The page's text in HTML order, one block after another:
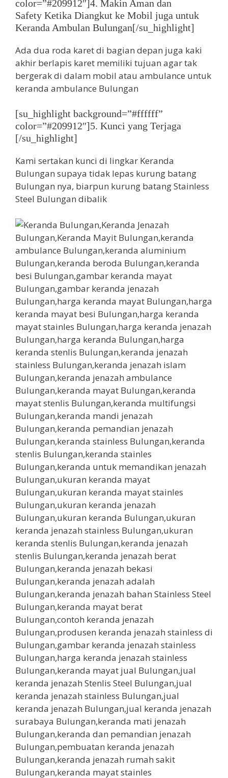
color=”#209912″]4. Makin Aman dan
Safety Ketika Diangkut ke Mobil juga untuk
Keranda Ambulan Bulungan[/su_highlight]
Ada dua roda karet di bagian depan juga kaki
akhir berlapis karet memiliki tujuan agar tak
bergerak di dalam mobil atau ambulance untuk
keranda ambulance Bulungan
[su_highlight background=”#ffffff”
color=”#209912″]5. Kunci yang Terjaga
[/su_highlight]
Kami sertakan kunci di lingkar Keranda
Bulungan supaya tidak lepas kurung batang
Bulungan nya, biarpun kurung batang Stainless
Steel Bulungan dibalik